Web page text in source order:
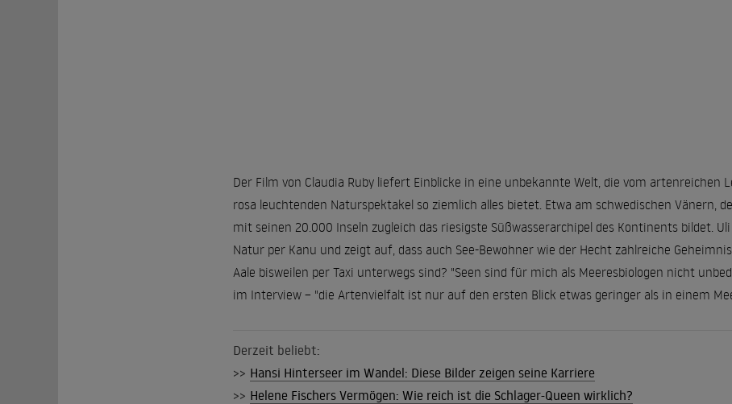
Der Film von Claudia Ruby liefert Einblicke in eine unbekannte Welt, die vom artenreichen
rosa leuchtenden Naturspektakel so ziemlich alles bietet. Etwa am schwedischen Vänern,
mit seinen 20.000 Inseln zugleich das riesigste Süßwasserarchipel des Kontinents bildet.
Natur per Kanu und zeigt auf, dass auch See-Bewohner wie der Hecht zahlreiche
Aale bisweilen per Taxi unterwegs sind? "Seen sind für mich als Meeresbiologen nicht
im Interview – "die Artenvielfalt ist nur auf den ersten Blick etwas geringer als in einem
Derzeit beliebt:
>> Hansi Hinterseer im Wandel: Diese Bilder zeigen seine Karriere
>> Helene Fischers Vermögen: Wie reich ist die Schlager-Queen wirklich?